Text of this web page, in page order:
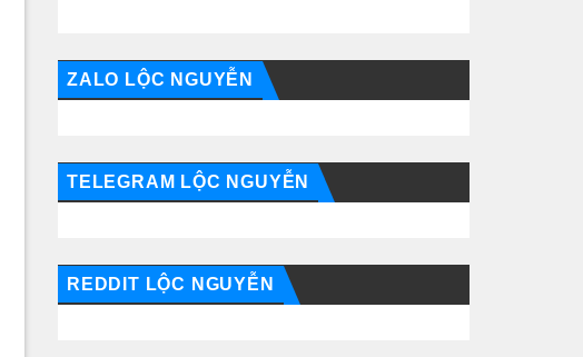
ZALO LỘC NGUYỄN
TELEGRAM LỘC NGUYỄN
REDDIT LỘC NGUYỄN